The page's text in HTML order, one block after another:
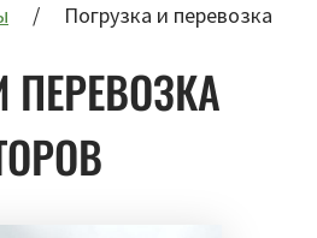
Погрузка и перевозка
ПЕРЕВОЗКА